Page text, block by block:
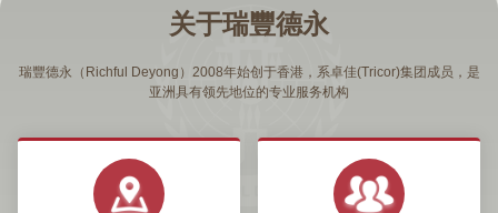
关于瑞豐德永
瑞豐德永（Richful Deyong）2008年始创于香港，系卓佳(Tricor)集团成员，是
亚洲具有领先地位的专业服务机构